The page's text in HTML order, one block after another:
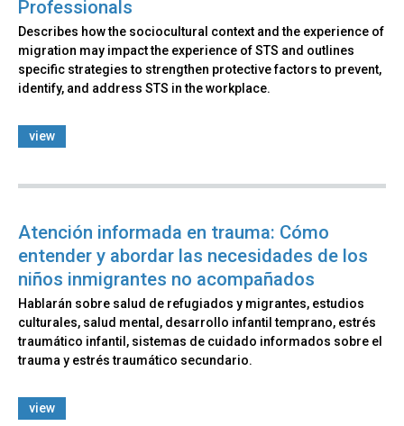
Professionals
Describes how the sociocultural context and the experience of
migration may impact the experience of STS and outlines
specific strategies to strengthen protective factors to prevent,
identify, and address STS in the workplace.
view
Atención informada en trauma: Cómo
entender y abordar las necesidades de los
niños inmigrantes no acompañados
Hablarán sobre salud de refugiados y migrantes, estudios
culturales, salud mental, desarrollo infantil temprano, estrés
traumático infantil, sistemas de cuidado informados sobre el
trauma y estrés traumático secundario.
view